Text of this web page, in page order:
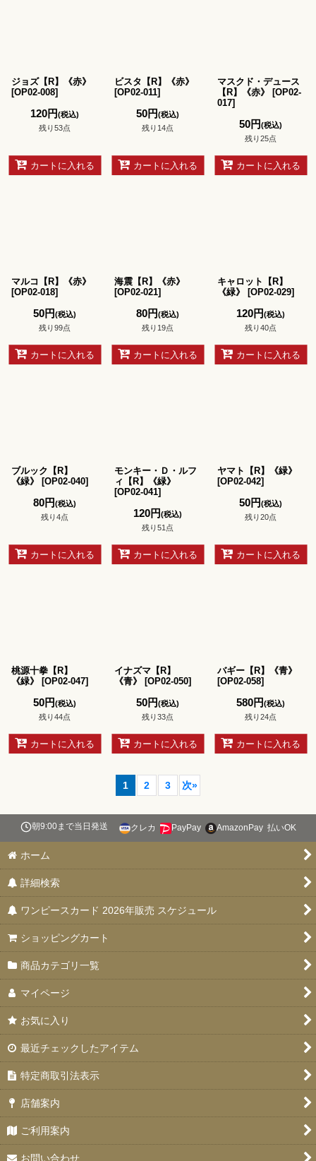
ジョズ【R】《赤》
[OP02-008]
120円(税込)
残り53点
カートに入れる
ビスタ【R】《赤》
[OP02-011]
50円(税込)
残り14点
カートに入れる
マスクド・デュース
【R】《赤》
[OP02-
017]
50円(税込)
残り25点
カートに入れる
マルコ【R】《赤》
[OP02-018]
50円(税込)
残り99点
カートに入れる
海震【R】《赤》
[OP02-021]
80円(税込)
残り19点
カートに入れる
キャロット【R】
《緑》
[OP02-029]
120円(税込)
残り40点
カートに入れる
ブルック【R】
《緑》
[OP02-040]
80円(税込)
残り4点
カートに入れる
モンキー・Ｄ・ルフ
ィ【R】《緑》
[OP02-041]
120円(税込)
残り51点
カートに入れる
ヤマト【R】《緑》
[OP02-042]
50円(税込)
残り20点
カートに入れる
桃源十拳【R】
《緑》
[OP02-047]
50円(税込)
残り44点
カートに入れる
イナズマ【R】
《青》
[OP02-050]
50円(税込)
残り33点
カートに入れる
バギー【R】《青》
[OP02-058]
580円(税込)
残り24点
カートに入れる
1 2 3 次»
朝9:00まで当日発送 クレカ PayPay AmazonPay 払いOK
ホーム
詳細検索
ワンピースカード 2026年販売 スケジュール
ショッピングカート
商品カテゴリ一覧
マイページ
お気に入り
最近チェックしたアイテム
特定商取引法表示
店舗案内
ご利用案内
お問い合わせ